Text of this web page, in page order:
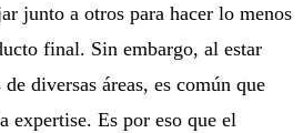
junto a otros para hacer lo menos
final. Sin embargo, al estar
diversas áreas, es común que
expertise. Es por eso que el